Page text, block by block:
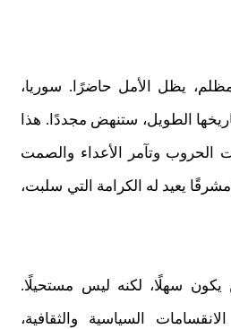
يظل الأمل حاضرًا. سوريا،
الطويل، ستنهض مجددًا. هذا
الحروب وتآمر الأعداء والصمت
يعيد له الكرامة التي سلبت،
يكون سهلًا، لكنه ليس مستحيلًا.
السياسية والثقافية،